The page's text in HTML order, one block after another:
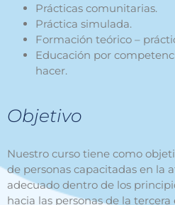
Prácticas comunitarias.
Práctica simulada.
Formación teórico –
Educación por
hacer.
Objetivo
Nuestro curso tiene como
de personas capacitadas en la
adecuado dentro de los
hacia las personas de la